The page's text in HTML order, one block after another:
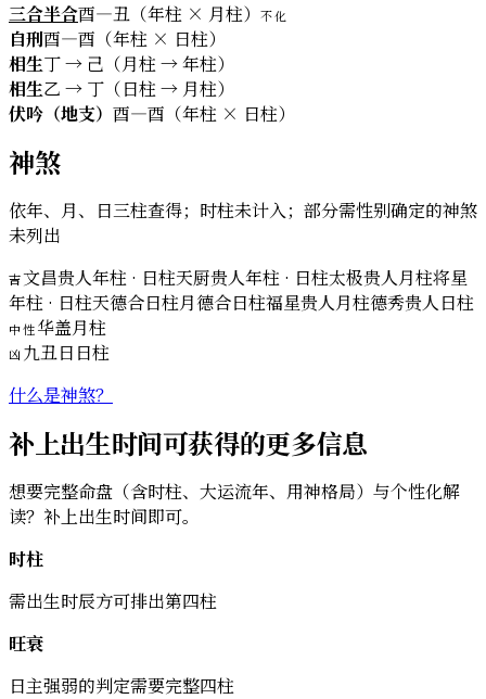
三合半合酉—丑（年柱 × 月柱） 不化
自刑酉—酉（年柱 × 日柱）
相生丁 → 己（月柱 → 年柱）
相生乙 → 丁（日柱 → 月柱）
伏吟（地支） 酉—酉（年柱 × 日柱）
神煞
依年、月、日三柱查得；时柱未计入；部分需性别确定的神煞
未列出
吉文昌贵人年柱 · 日柱天厨贵人年柱 · 日柱太极贵人月柱将星
年柱 · 日柱天德合日柱月德合日柱福星贵人月柱德秀贵人日柱
中性华盖月柱
凶九丑日 日柱
什么是神煞？
补上出生时间可获得的更多信息
想要完整命盘（含时柱、大运流年、用神格局）与个性化解
读？补上出生时间即可。
时柱
需出生时辰方可排出第四柱
旺衰
日主强弱的判定需要完整四柱